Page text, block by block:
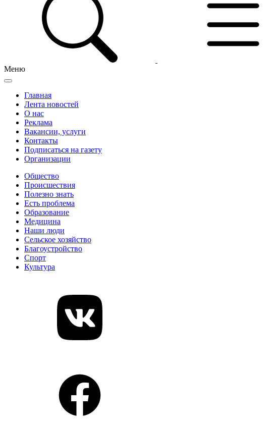
Меню
Главная
Лента новостей
О нас
Реклама
Вакансии, услуги
Контакты
Подписаться на газету
Организации
Общество
Происшествия
Полезно знать
Есть проблема
Образование
Медицина
Наши люди
Сельское хозяйство
Благоустройство
Спорт
Культура